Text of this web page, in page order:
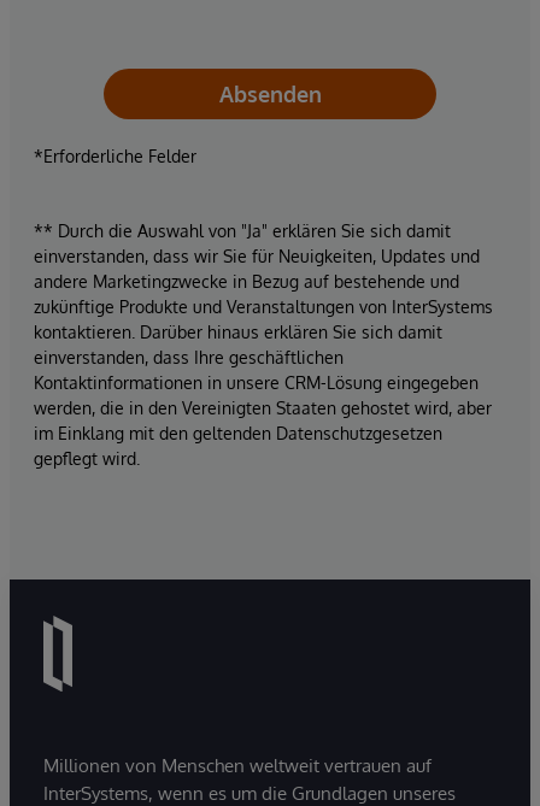
Absenden
*Erforderliche Felder
** Durch die Auswahl von "Ja" erklären Sie sich damit
einverstanden, dass wir Sie für Neuigkeiten, Updates und
andere Marketingzwecke in Bezug auf bestehende und
zukünftige Produkte und Veranstaltungen von InterSystems
kontaktieren. Darüber hinaus erklären Sie sich damit
einverstanden, dass Ihre geschäftlichen
Kontaktinformationen in unsere CRM-Lösung eingegeben
werden, die in den Vereinigten Staaten gehostet wird, aber
im Einklang mit den geltenden Datenschutzgesetzen
gepflegt wird.
Millionen von Menschen weltweit vertrauen auf
InterSystems, wenn es um die Grundlagen unseres